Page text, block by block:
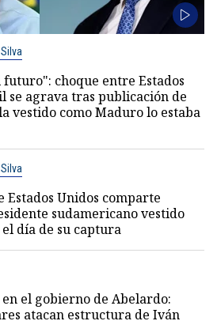
futuro": choque entre Estados
se agrava tras publicación de
vestido como Maduro lo estaba
Estados Unidos comparte
sudamericano vestido
día de su captura
el gobierno de Abelardo:
atacan estructura de Iván